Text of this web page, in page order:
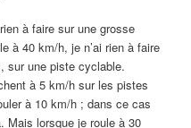
à faire sur une grosse
à 40 km/h, je n’ai rien à faire
sur une piste cyclable.
à 5 km/h sur les pistes
à 10 km/h ; dans ce cas
Mais lorsque je roule à 30